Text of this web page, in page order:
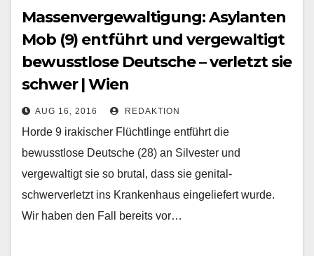
Massenvergewaltigung: Asylanten
Mob (9) entführt und vergewaltigt
bewusstlose Deutsche – verletzt sie
schwer | Wien
AUG 16, 2016 REDAKTION
Horde 9 irakischer Flüchtlinge entführt die
bewusstlose Deutsche (28) an Silvester und
vergewaltigt sie so brutal, dass sie genital-
schwerverletzt ins Krankenhaus eingeliefert wurde.
Wir haben den Fall bereits vor…